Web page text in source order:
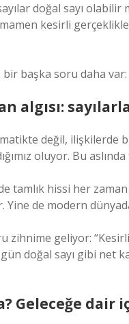
doğal sayı
kesirli
başka soru daha var:
algısı:
değil, ilişkilerde
oluyor. Bu
tamlık hissi her
Yine de modern
zihnime geliyor:
doğal sayı gibi net
Geleceğe dair